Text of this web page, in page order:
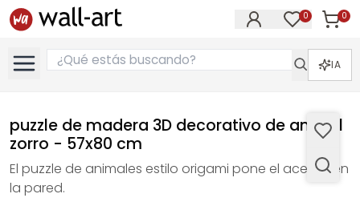
0 0
IA
puzzle de madera 3D decorativo de animal
zorro - 57x80 cm
El puzzle de animales estilo origami pone el acento en
la pared.